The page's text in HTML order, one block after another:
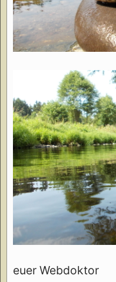
euer Webdoktor